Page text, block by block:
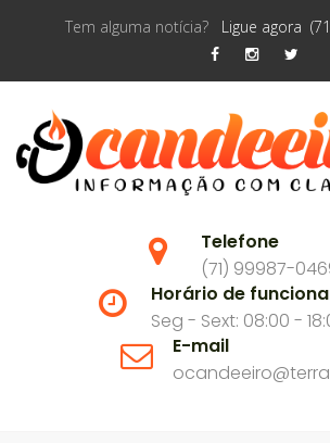
Tem alguma notícia? Ligue agora
Telefone
(71) 99987-
Horário de
Seg - Sext: 08:00 -
E-mail